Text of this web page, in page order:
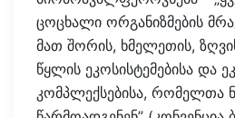
ცოცხალი ორგანიზმების
მათ შორის, ხმელეთის,
წყლის ეკოსისტემებისა და
კომპლექსებისა, რომელთა